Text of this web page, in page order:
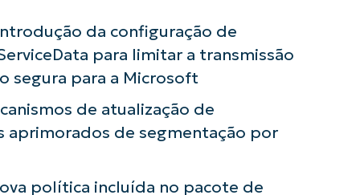
da configuração de
para limitar a transmissão
segura para a Microsoft
de atualização de
de segmentação por
política incluída no pacote de
Business
email*
Phone
number*
País
name*